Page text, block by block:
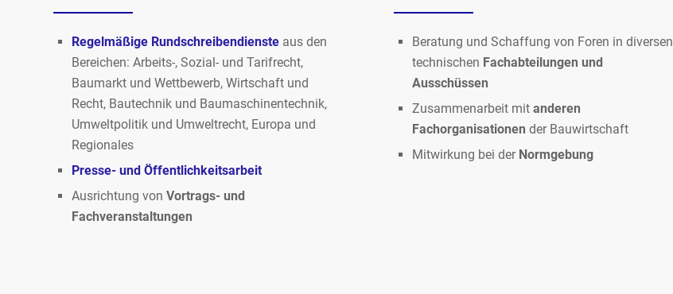
Regelmäßige Rundschreibendienste aus den
Bereichen: Arbeits-, Sozial- und Tarifrecht,
Baumarkt und Wettbewerb, Wirtschaft und
Recht, Bautechnik und Baumaschinentechnik,
Umweltpolitik und Umweltrecht, Europa und
Regionales
Presse- und Öffentlichkeitsarbeit
Ausrichtung von Vortrags- und
Fachveranstaltungen
Beratung und Schaffung von Foren in diversen
technischen Fachabteilungen und
Ausschüssen
Zusammenarbeit mit anderen
Fachorganisationen der Bauwirtschaft
Mitwirkung bei der Normgebung